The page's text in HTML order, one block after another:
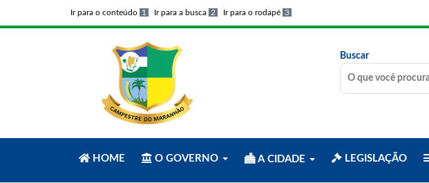
Ir para o conteúdo 1 Ir para a busca 2 Ir para o rodapé 3
Buscar
HOME O GOVERNO A CIDADE LEGISLAÇÃO